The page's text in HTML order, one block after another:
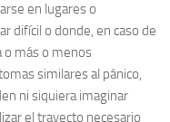
en lugares o
difícil o donde, en caso de
o más o menos
similares al pánico,
ni siquiera imaginar
el trayecto necesario